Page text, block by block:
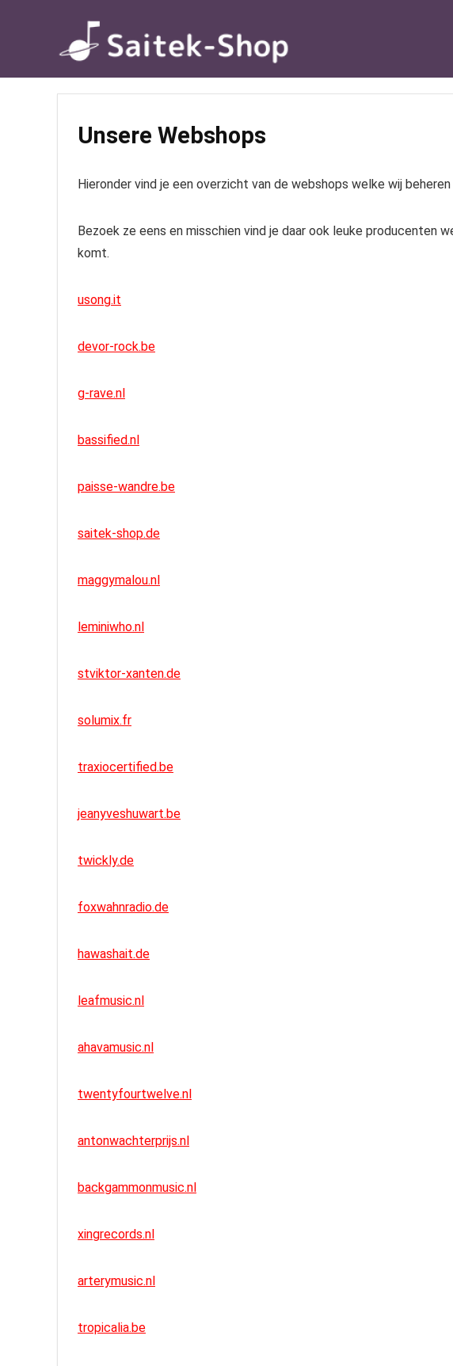
Unsere Webshops
Hieronder vind je een overzicht van de webshops welke wij
Bezoek ze eens en misschien vind je daar ook leuke producenten
komt.
usong.it
devor-rock.be
g-rave.nl
bassified.nl
paisse-wandre.be
saitek-shop.de
maggymalou.nl
leminiwho.nl
stviktor-xanten.de
solumix.fr
traxiocertified.be
jeanyveshuwart.be
twickly.de
foxwahnradio.de
hawashait.de
leafmusic.nl
ahavamusic.nl
twentyfourtwelve.nl
antonwachterprijs.nl
backgammonmusic.nl
xingrecords.nl
arterymusic.nl
tropicalia.be